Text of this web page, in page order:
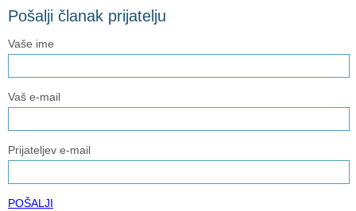
Pošalji članak prijatelju
Vaše ime
Vaš e-mail
Prijateljev e-mail
POŠALJI